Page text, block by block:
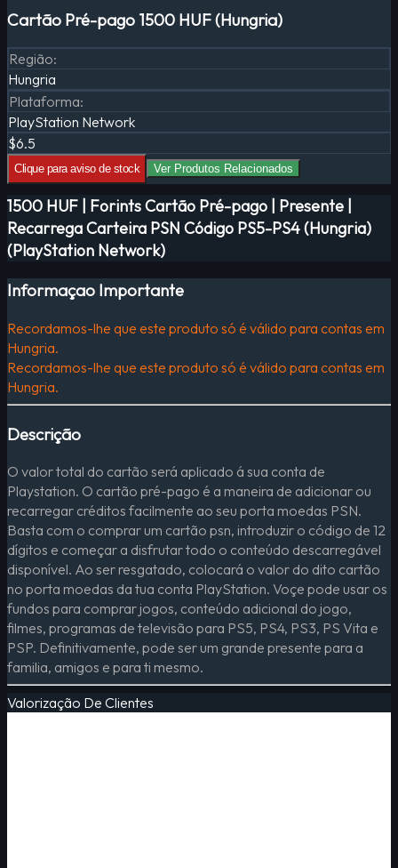
Cartão Pré-pago 1500 HUF (Hungria)
Região:
Hungria
Plataforma:
PlayStation Network
$6.5
Clique para aviso de stock Ver Produtos Relacionados
1500 HUF | Forints Cartão Pré-pago | Presente |
Recarrega Carteira PSN Código PS5-PS4 (Hungria)
(PlayStation Network)
Informaçao Importante
Recordamos-lhe que este produto só é válido para contas em
Hungria.
Recordamos-lhe que este produto só é válido para contas em
Hungria.
Descrição
O valor total do cartão será aplicado á sua conta de
Playstation. O cartão pré-pago é a maneira de adicionar ou
recarregar créditos facilmente ao seu porta moedas PSN.
Basta com o comprar um cartão psn, introduzir o código de 12
dígitos e começar a disfrutar todo o conteúdo descarregável
disponível. Ao ser resgatado, colocará o valor do dito cartão
no porta moedas da tua conta PlayStation. Voçe pode usar os
fundos para comprar jogos, conteúdo adicional do jogo,
filmes, programas de televisão para PS5, PS4, PS3, PS Vita e
PSP. Definitivamente, pode ser um grande presente para a
familia, amigos e para ti mesmo.
Valorização De Clientes